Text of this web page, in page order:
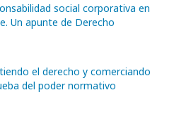
social corporativa en
Un apunte de Derecho
el derecho y comerciando
del poder normativo